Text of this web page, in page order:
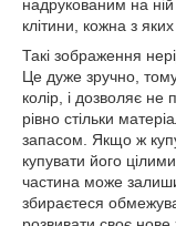
надрукованим на
клітини, кожна з яких
Такі зображення
Це дуже зручно,
колір, і дозволяє
рівно стільки
запасом. Якщо ж
купувати його
частина може
збираєтеся